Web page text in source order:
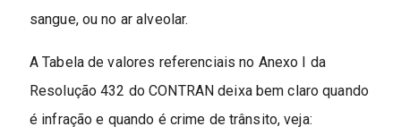
sangue, ou no ar alveolar.
A Tabela de valores referenciais no Anexo I da
Resolução 432 do CONTRAN deixa bem claro quando
é infração e quando é crime de trânsito, veja: